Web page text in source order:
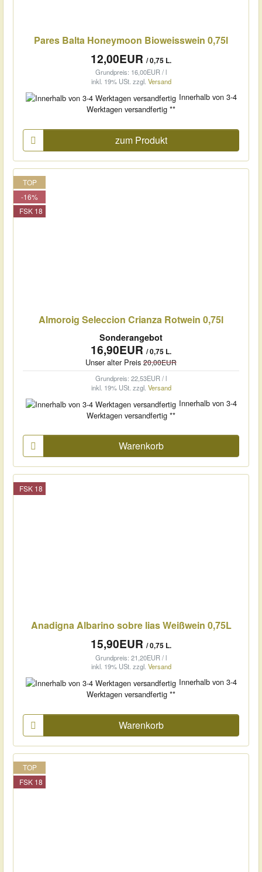
Pares Balta Honeymoon Bioweisswein 0,75l
12,00EUR / 0,75 L.
Grundpreis: 16,00EUR / l
inkl. 19% USt. zzgl. Versand
Innerhalb von 3-4
Werktagen versandfertig **
zum Produkt
TOP
-16%
FSK 18
Almoroig Seleccion Crianza Rotwein 0,75l
Sonderangebot
16,90EUR / 0,75 L.
Unser alter Preis 20,00EUR
Grundpreis: 22,53EUR / l
inkl. 19% USt. zzgl. Versand
Innerhalb von 3-4
Werktagen versandfertig **
Warenkorb
FSK 18
Anadigna Albarino sobre lias Weißwein 0,75L
15,90EUR / 0,75 L.
Grundpreis: 21,20EUR / l
inkl. 19% USt. zzgl. Versand
Innerhalb von 3-4
Werktagen versandfertig **
Warenkorb
TOP
FSK 18